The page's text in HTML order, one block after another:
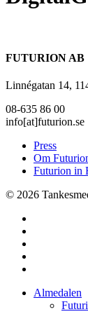
FUTURION AB
Linnégatan 14,
08-635 86 00
info[at]futurion.se
Press
Om
Futurion in
© 2026
Close
Almedalen